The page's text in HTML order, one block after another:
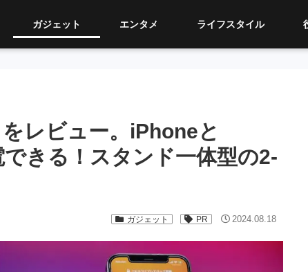
ガジェット エンタメ ライフスタイル
レビュー。iPhoneと
きる！スタンド一体型の2-
ガジェット PR 2024.08.18